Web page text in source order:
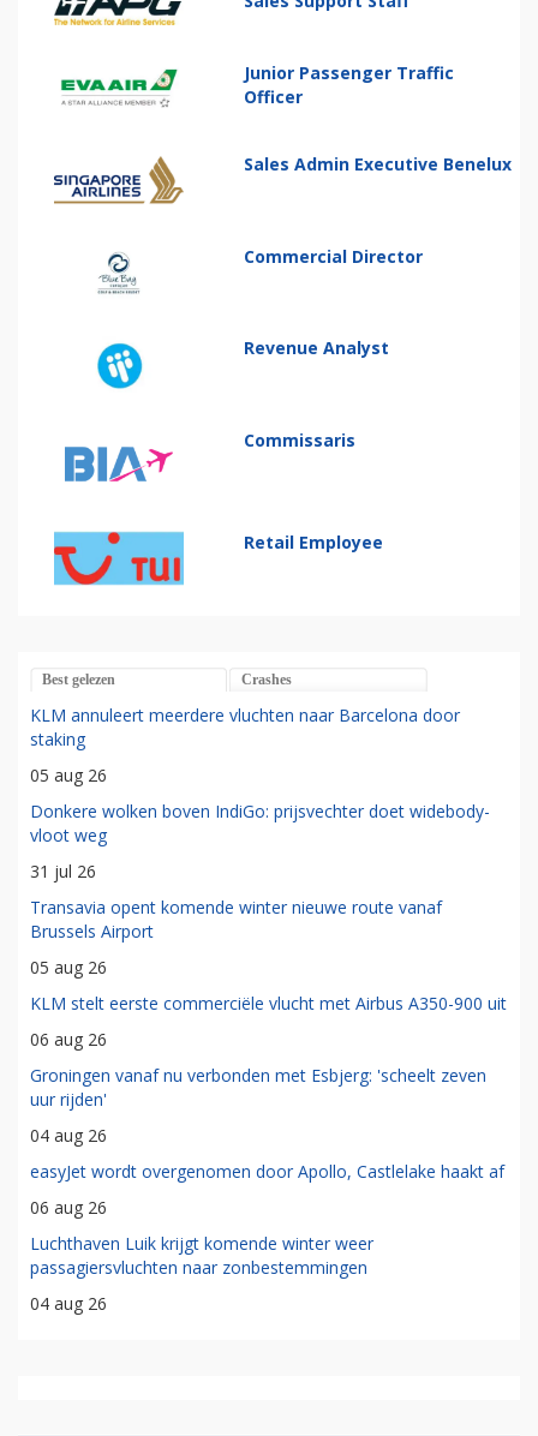
Junior Passenger Traffic
Officer
Sales Admin Executive Benelux
Commercial Director
Revenue Analyst
Commissaris
Retail Employee
Best gelezen Crashes
KLM annuleert meerdere vluchten naar Barcelona door
staking
05 aug 26
Donkere wolken boven IndiGo: prijsvechter doet widebody-
vloot weg
31 jul 26
Transavia opent komende winter nieuwe route vanaf
Brussels Airport
05 aug 26
KLM stelt eerste commerciële vlucht met Airbus A350-900 uit
06 aug 26
Groningen vanaf nu verbonden met Esbjerg: 'scheelt zeven
uur rijden'
04 aug 26
easyJet wordt overgenomen door Apollo, Castlelake haakt af
06 aug 26
Luchthaven Luik krijgt komende winter weer
passagiersvluchten naar zonbestemmingen
04 aug 26